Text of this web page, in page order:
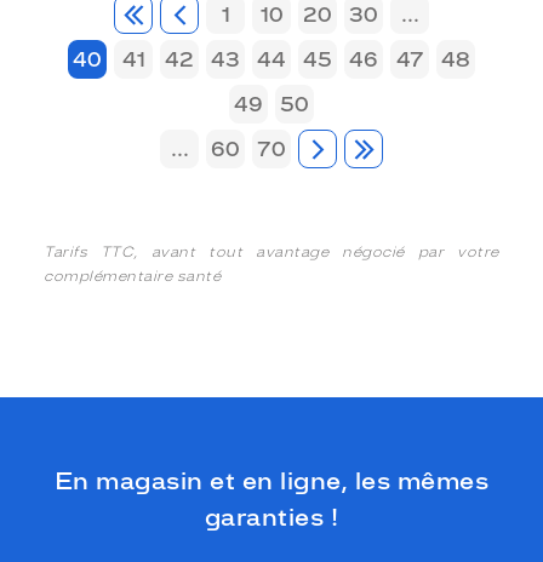
1 10 20 30
...
40
41 42 43 44 45 46 47
48
49
50
...
60 70
Tarifs TTC, avant tout avantage négocié par votre
complémentaire santé
En magasin et en ligne, les mêmes
garanties !